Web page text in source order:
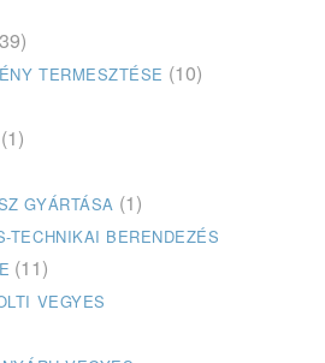
TERMESZTÉSE (10)
(1)
GYÁRTÁSA (1)
TECHNIKAI BERENDEZÉS
(11)
VEGYES